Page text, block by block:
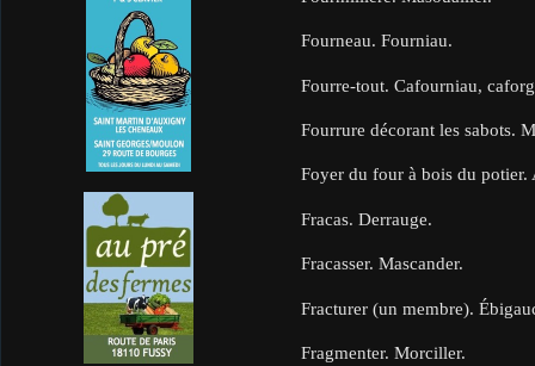
Fourneau. Fourniau.
Fourre-tout. Cafourniau,
Fourrure décorant les sabots.
Foyer du four à bois du
Fracas. Derrauge.
Fracasser. Mascander.
Fracturer (un membre).
Fragmenter. Morciller.